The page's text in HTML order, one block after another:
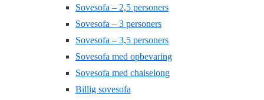
Sovesofa – 2,5 personers
Sovesofa – 3 personers
Sovesofa – 3,5 personers
Sovesofa med opbevaring
Sovesofa med chaiselong
Billig sovesofa